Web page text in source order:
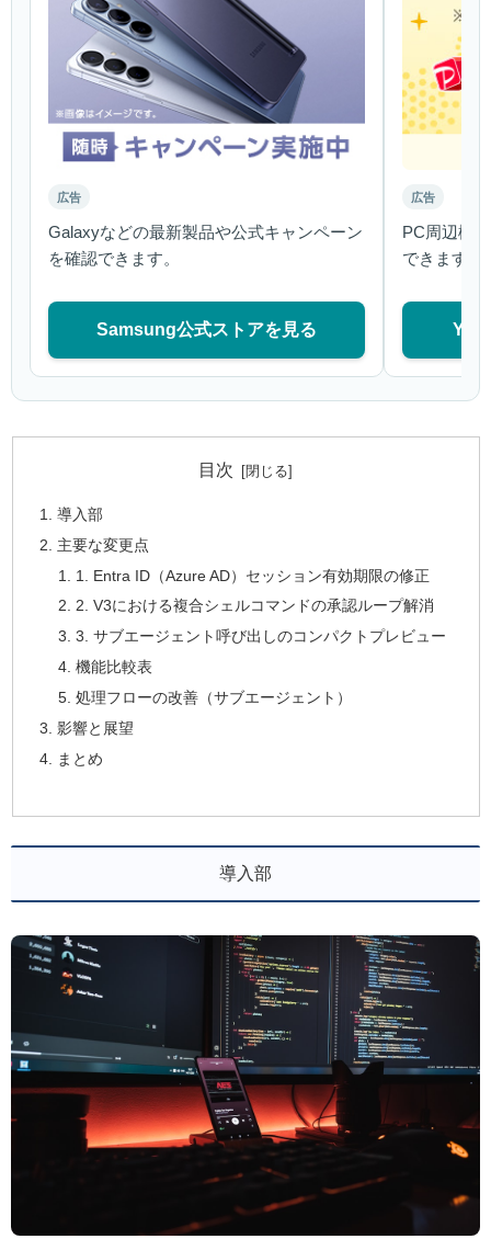
広告
Galaxyなどの最新製品や公式キャンペーン
を確認できます。
Samsung公式ストアを見る
広告
PC周辺機
できます。
目次
導入部
主要な変更点
1. Entra ID（Azure AD）セッション有効期限の修正
2. V3における複合シェルコマンドの承認ループ解消
3. サブエージェント呼び出しのコンパクトプレビュー
機能比較表
処理フローの改善（サブエージェント）
影響と展望
まとめ
導入部